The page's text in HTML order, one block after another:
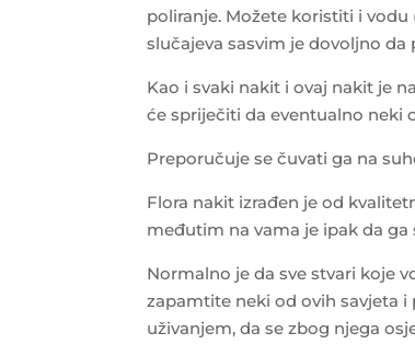
poliranje. Možete koristiti i
slučajeva sasvim je dovoljno
Kao i svaki nakit i ovaj nakit je
će spriječiti da eventualno neki
Preporučuje se čuvati ga na
Flora nakit izrađen je od
međutim na vama je ipak da
Normalno je da sve stvari koje
zapamtite neki od ovih savjeta i
uživanjem, da se zbog njega